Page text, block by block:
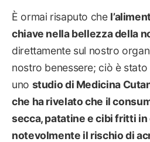
È ormai risaputo che
chiave nella bellezza della
direttamente sul nostro
nostro benessere; ciò è
uno studio di Medicina
che ha rivelato che il
secca, patatine e cibi fritti
notevolmente il rischio di